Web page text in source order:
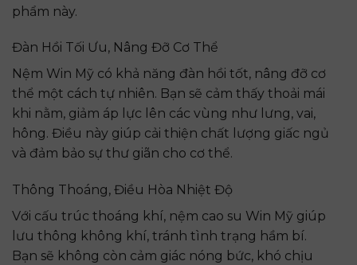
phẩm này.
Đàn Hồi Tối Ưu, Nâng Đỡ Cơ Thể
Nệm Win Mỹ có khả năng đàn hồi tốt, nâng đỡ cơ
thể một cách tự nhiên. Bạn sẽ cảm thấy thoải mái
khi nằm, giảm áp lực lên các vùng như lưng, vai,
hông. Điều này giúp cải thiện chất lượng giấc ngủ
và đảm bảo sự thư giãn cho cơ thể.
Thông Thoáng, Điều Hòa Nhiệt Độ
Với cấu trúc thoáng khí, nệm cao su Win Mỹ giúp
lưu thông không khí, tránh tình trạng hầm bí.
Bạn sẽ không còn cảm giác nóng bức, khó chịu